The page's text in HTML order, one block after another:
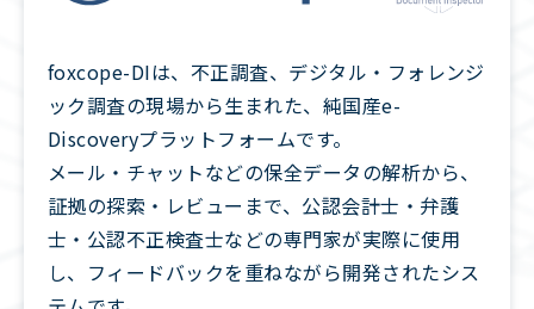
foxcope-DIは、不正調査、デジタル・フォレンジ
ック調査の現場から生まれた、純国産e-
Discoveryプラットフォームです。
メール・チャットなどの保全データの解析から、
証拠の探索・レビューまで、公認会計士・弁護
士・公認不正検査士などの専門家が実際に使用
し、フィードバックを重ねながら開発されたシス